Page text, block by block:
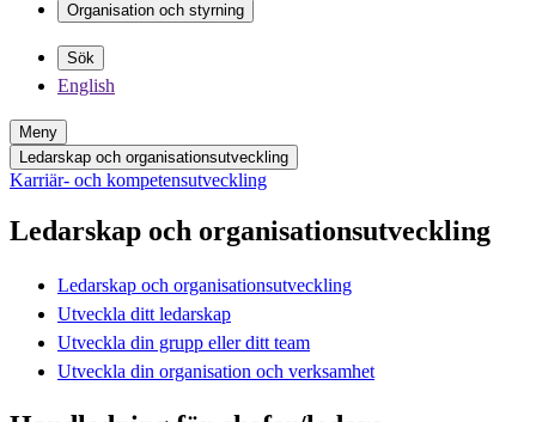
Organisation och styrning
Sök
English
Meny
Ledarskap och organisationsutveckling
Karriär- och kompetensutveckling
Ledarskap och organisationsutveckling
Ledarskap och organisationsutveckling
Utveckla ditt ledarskap
Utveckla din grupp eller ditt team
Utveckla din organisation och verksamhet